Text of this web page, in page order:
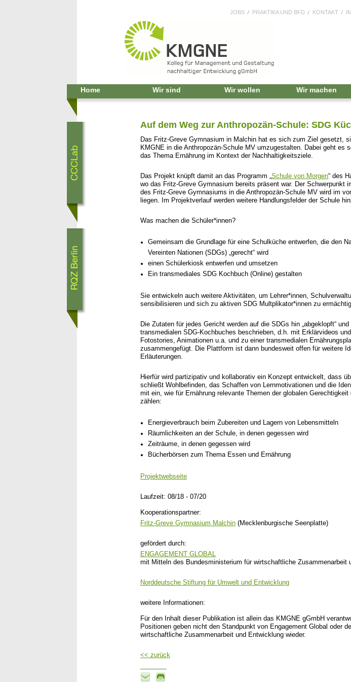
JOBS PRAKTIKA UND BFD KONTAKT
Home Wir sind Wir wollen Wir machen
Auf dem Weg zur Anthropozän-Schule: SDG
Das Fritz-Greve Gymnasium in Malchin hat es sich zum Ziel gesetzt,
KMGNE in die Anthropozän-Schule MV umzugestalten. Dabei geht es
das Thema Ernährung im Kontext der Nachhaltigkeitsziele.
Das Projekt knüpft damit an das Programm „Schule von Morgen“ des
wo das Fritz-Greve Gymnasium bereits präsent war. Der Schwerpunkt
des Fritz-Greve Gymnasiums in die Anthropozän-Schule MV wird im
liegen. Im Projektverlauf werden weitere Handlungsfelder der Schule
Was machen die Schüler*innen?
Gemeinsam die Grundlage für eine Schulküche entwerfen, die den
Vereinten Nationen (SDGs) „gerecht“ wird
einen Schülerkiosk entwerfen und umsetzen
Ein transmediales SDG Kochbuch (Online) gestalten
Sie entwickeln auch weitere Aktivitäten, um Lehrer*innen,
sensibilisieren und sich zu aktiven SDG Multplikator*innen zu
Die Zutaten für jedes Gericht werden auf die SDGs hin „abgeklopft“
transmedialen SDG-Kochbuches beschrieben, d.h. mit Erklärvideos
Fotostories, Animationen u.a. und zu einer transmedialen
zusammengefügt. Die Plattform ist dann bundesweit offen für weitere
Erläuterungen.
Hierfür wird partizipativ und kollaborativ ein Konzept entwickelt, dass
schließt Wohlbefinden, das Schaffen von Lernmotivationen und die
mit ein, wie für Ernährung relevante Themen der globalen
zählen:
Energieverbrauch beim Zubereiten und Lagern von Lebensmitteln
Räumlichkeiten an der Schule, in denen gegessen wird
Zeiträume, in denen gegessen wird
Bücherbörsen zum Thema Essen und Ernährung
Projektwebseite
Laufzeit: 08/18 - 07/20
Kooperationspartner:
Fritz-Greve Gymnasium Malchin (Mecklenburgische Seenplatte)
gefördert durch:
ENGAGEMENT GLOBAL
mit Mitteln des Bundesministerium für wirtschaftliche Zusammenarbeit
Norddeutsche Stiftung für Umwelt und Entwicklung
weitere Informationen:
Für den Inhalt dieser Publikation ist allein das KMGNE gGmbH
Positionen geben nicht den Standpunkt von Engagement Global oder
wirtschaftliche Zusammenarbeit und Entwicklung wieder.
<< zurück